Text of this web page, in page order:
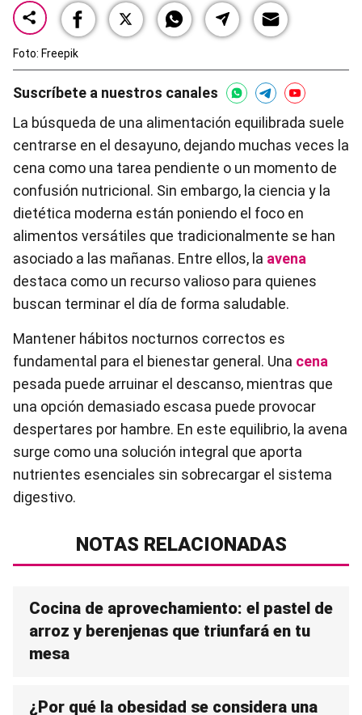
Foto: Freepik
Suscríbete a nuestros canales
La búsqueda de una alimentación equilibrada suele
centrarse en el desayuno, dejando muchas veces la
cena como una tarea pendiente o un momento de
confusión nutricional. Sin embargo, la ciencia y la
dietética moderna están poniendo el foco en
alimentos versátiles que tradicionalmente se han
asociado a las mañanas. Entre ellos, la avena
destaca como un recurso valioso para quienes
buscan terminar el día de forma saludable.
Mantener hábitos nocturnos correctos es
fundamental para el bienestar general. Una cena
pesada puede arruinar el descanso, mientras que
una opción demasiado escasa puede provocar
despertares por hambre. En este equilibrio, la avena
surge como una solución integral que aporta
nutrientes esenciales sin sobrecargar el sistema
digestivo.
NOTAS RELACIONADAS
Cocina de aprovechamiento: el pastel de
arroz y berenjenas que triunfará en tu
mesa
¿Por qué la obesidad se considera una